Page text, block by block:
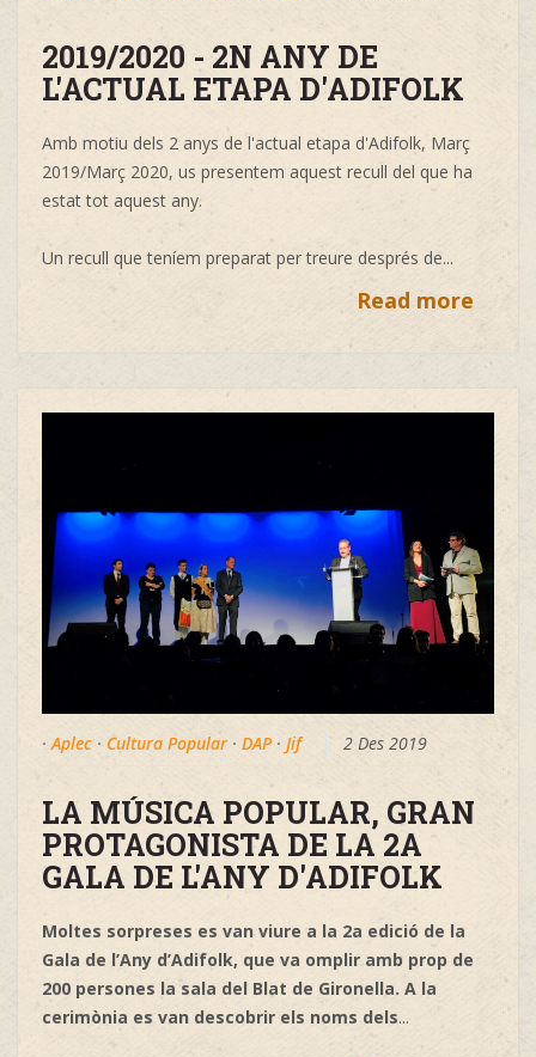
2019/2020 - 2N ANY DE
L'ACTUAL ETAPA D'ADIFOLK
Amb motiu dels 2 anys de l'actual etapa d'Adifolk, Març
2019/Març 2020, us presentem aquest recull del que ha
estat tot aquest any.
Un recull que teníem preparat per treure després de...
Read more
·Aplec · Cultura Popular · DAP· Jif 2 Des 2019
LA MÚSICA POPULAR, GRAN
PROTAGONISTA DE LA 2A
GALA DE L'ANY D'ADIFOLK
Moltes sorpreses es van viure a la 2a edició de la
Gala de l’Any d’Adifolk, que va omplir amb prop de
200 persones la sala del Blat de Gironella. A la
cerimònia es van descobrir els noms dels...